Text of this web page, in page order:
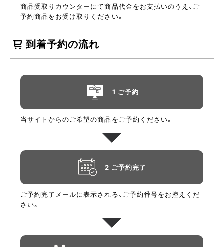
商品受取りカウンターにて商品代金をお支払いのうえ、ご
予約商品をお受け取りください。
到着予約の流れ
1 ご予約
当サイトからのご希望の商品をご予約ください。
2 ご予約完了
ご予約完了メールに表示される、ご予約番号をお控えくだ
さい。